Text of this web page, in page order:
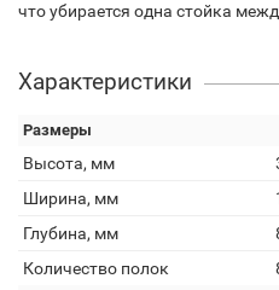
что убирается одна стойка
Характеристики
Размеры
Высота, мм
Ширина, мм
Глубина, мм
Количество полок